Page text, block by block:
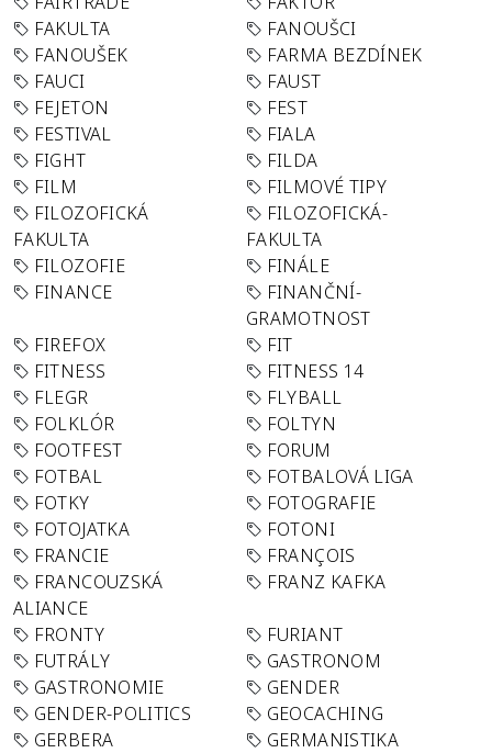
FAKULTA
FANOUŠCI
FANOUŠEK
FARMA BEZDÍNEK
FAUCI
FAUST
FEJETON
FEST
FESTIVAL
FIALA
FIGHT
FILDA
FILM
FILMOVÉ TIPY
FILOZOFICKÁ
FAKULTA
FILOZOFICKÁ-
FAKULTA
FILOZOFIE
FINÁLE
FINANCE
FINANČNÍ-
GRAMOTNOST
FIREFOX
FIT
FITNESS
FITNESS 14
FLEGR
FLYBALL
FOLKLÓR
FOLTYN
FOOTFEST
FORUM
FOTBAL
FOTBALOVÁ LIGA
FOTKY
FOTOGRAFIE
FOTOJATKA
FOTONI
FRANCIE
FRANÇOIS
FRANCOUZSKÁ
ALIANCE
FRANZ KAFKA
FRONTY
FURIANT
FUTRÁLY
GASTRONOM
GASTRONOMIE
GENDER
GENDER-POLITICS
GEOCACHING
GERBERA
GERMANISTIKA